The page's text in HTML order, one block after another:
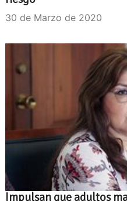
30 de Marzo de 2020
Impulsan que adultos